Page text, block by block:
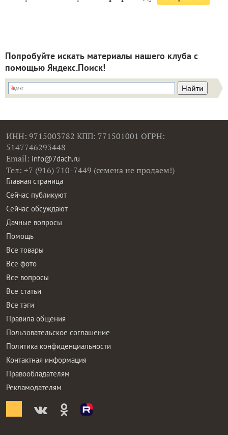
Попробуйте искать материалы нашего клуба с
помощью Яндекс.Поиск!
ИНН: 9715003782 КПП: 771501001 ОГРН:
5147746293448
Email: info@7dach.ru
Тел: +7 (916) 710-7449 (семена не продаем!)
Главная страница
Сейчас публикуют
Сейчас обсуждают
Дачные вопросы
Помощь
Все товары
Все фото
Все вопросы
Все статьи
Все тэги
Правила общения
Пользовательское соглашение
Политика конфиденциальности
Контактная информация
Правообладателям
Рекламодателям